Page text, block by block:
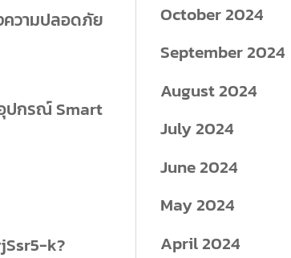
ความปลอดภัย
อุปกรณ์ Smart
k?
October 2024
September 2024
August 2024
July 2024
June 2024
May 2024
April 2024